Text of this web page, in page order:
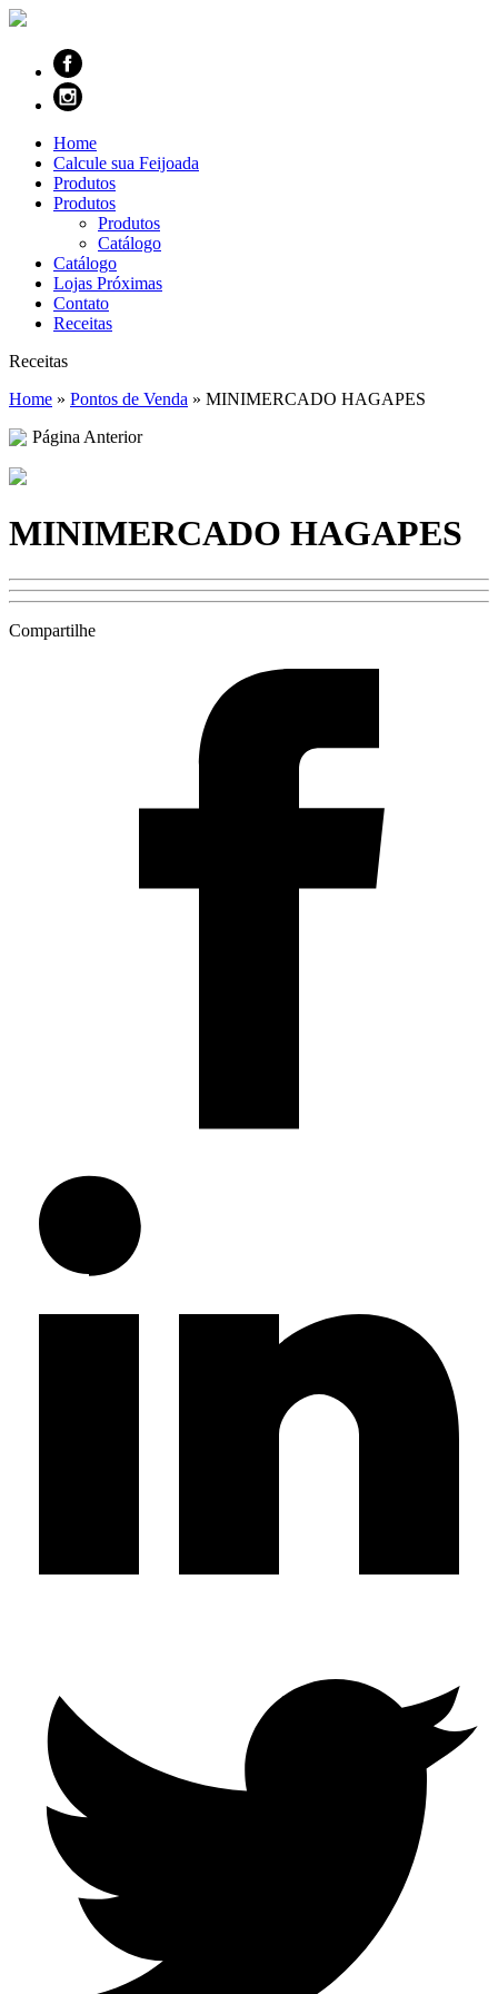
Home
Calcule sua Feijoada
Produtos
Produtos
Produtos
Catálogo
Catálogo
Lojas Próximas
Contato
Receitas
Receitas
Home » Pontos de Venda » MINIMERCADO HAGAPES
Página Anterior
MINIMERCADO HAGAPES
Compartilhe